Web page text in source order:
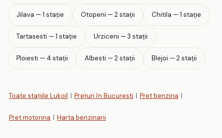
Jilava — 1 stație Otopeni — 2 stații Chitila — 1 stație
Tartasesti — 1 stație Urziceni — 3 stații
Ploiesti — 4 stații Albesti — 2 stații Blejoi — 2 stații
Toate stațiile Lukoil | Prețuri în Bucuresti | Pret benzina |
Pret motorina | Harta benzinarii